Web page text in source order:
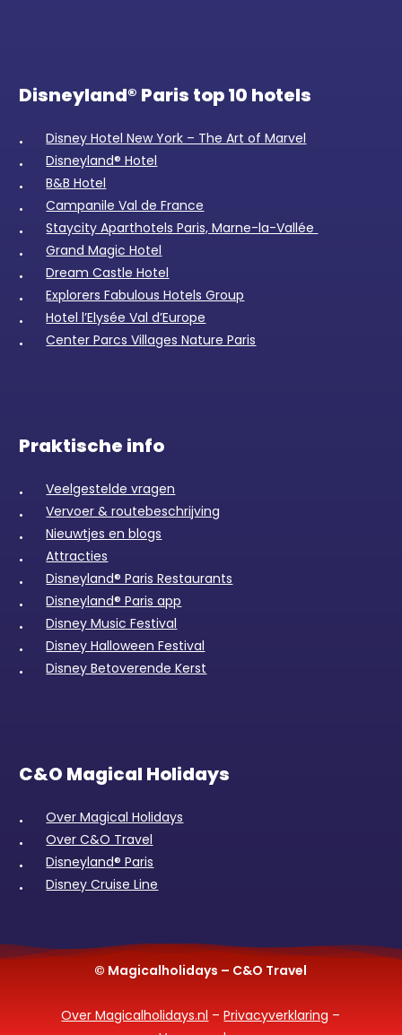
Disneyland® Paris top 10 hotels
Disney Hotel New York – The Art of Marvel
Disneyland® Hotel
B&B Hotel
Campanile Val de France
Staycity Aparthotels Paris, Marne-la-Vallée
Grand Magic Hotel
Dream Castle Hotel
Explorers Fabulous Hotels Group
Hotel l’Elysée Val d’Europe
Center Parcs Villages Nature Paris
Praktische info
Veelgestelde vragen
Vervoer & routebeschrijving
Nieuwtjes en blogs
Attracties
Disneyland® Paris Restaurants
Disneyland® Paris app
Disney Music Festival
Disney Halloween Festival
Disney Betoverende Kerst
C&O Magical Holidays
Over Magical Holidays
Over C&O Travel
Disneyland® Paris
Disney Cruise Line
© Magicalholidays – C&O Travel
Over Magicalholidays.nl –Privacyverklaring –